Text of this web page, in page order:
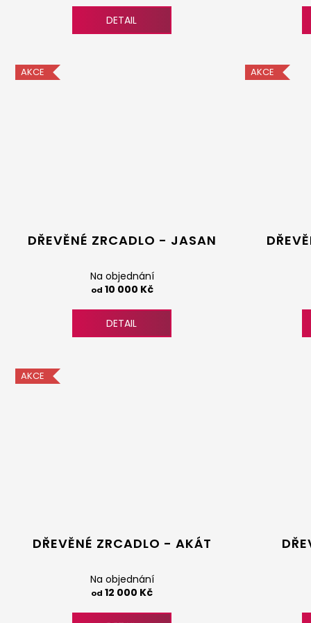
DETAIL
AKCE
DŘEVĚNÉ ZRCADLO - JASAN
Na objednání
od 10 000 Kč
DETAIL
AKCE
AKCE
DŘEVĚNÉ ZRCADLO - AKÁT
Na objednání
od 12 000 Kč